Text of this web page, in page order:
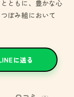
ともに、豊かな心
ぼみ組において
に送る